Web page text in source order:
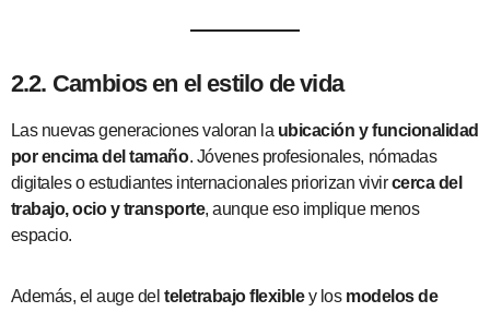
2.2. Cambios en el estilo de vida
Las nuevas generaciones valoran la ubicación y funcionalidad
por encima del tamaño. Jóvenes profesionales, nómadas
digitales o estudiantes internacionales priorizan vivircerca del
trabajo, ocio y transporte, aunque eso implique menos
espacio.
Además, el auge del teletrabajo flexibley los modelos de